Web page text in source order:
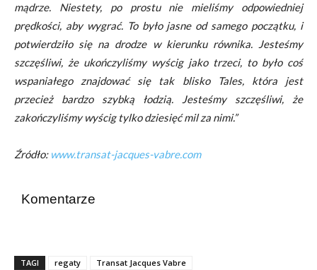
mądrze.
Niestety, po prostu nie mieliśmy odpowiedniej
prędkości, aby wygrać. To było jasne od samego początku, i
potwierdziło się na drodze w kierunku równika. Jesteśmy
szczęśliwi, że ukończyliśmy wyścig jako trzeci, to było coś
wspaniałego znajdować się tak blisko Tales, która jest
przecież bardzo szybką łodzią. Jesteśmy szczęśliwi, że
zakończyliśmy wyścig tylko dziesięć mil za nimi.”
Źródło: www.transat-jacques-vabre.com
Komentarze
TAGI regaty Transat Jacques Vabre